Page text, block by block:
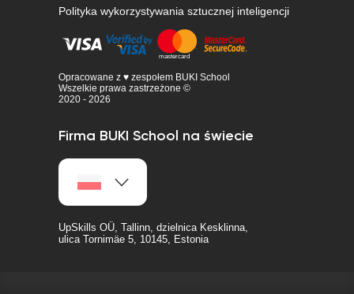
Polityka wykorzystywania sztucznej inteligencji
Opracowane z ♥ zespołem BUKI School
Wszelkie prawa zastrzeżone ©
2020 - 2026
Firma BUKI School na świecie
UpSkills OÜ, Tallinn, dzielnica Kesklinna,
ulica Tornimäe 5, 10145, Estonia